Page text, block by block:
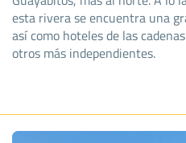
esta rivera se encuentra una
así como hoteles de las
otros más independientes.